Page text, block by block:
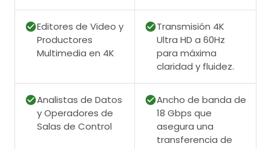
Editores de Video y
Productores
Multimedia en 4K
Transmisión 4K
Ultra HD a 60Hz
para máxima
claridad y fluidez.
Analistas de Datos
y Operadores de
Salas de Control
Ancho de banda de
18 Gbps que
asegura una
transferencia de